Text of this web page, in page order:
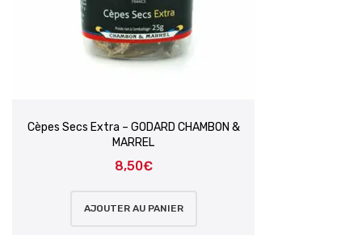
Cèpes Secs Extra – GODARD CHAMBON &
MARREL
8,50€
AJOUTER AU PANIER